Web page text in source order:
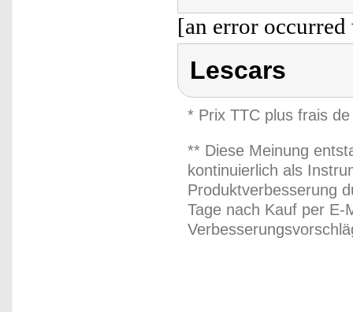
[an error
Lescars
* Prix TTC plus frais
** Diese Meinung
kontinuierlich als
Produktverbesserung
Tage nach Kauf per E-